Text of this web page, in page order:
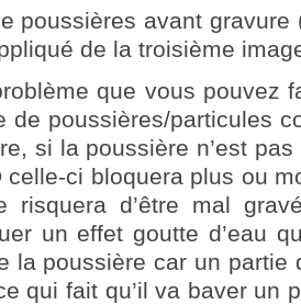
poussières avant
de la troisième
que vous pouvez
de poussières/particules
si la poussière n’est
celle-ci bloquera plus ou
risquera d’être mal
un effet goutte d’eau
la poussière car un partie
qui fait qu’il va baver un